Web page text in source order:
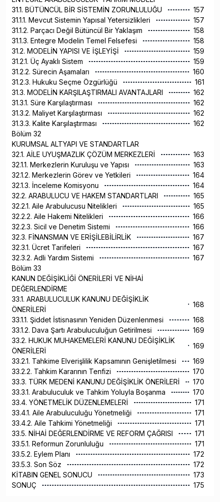
31.1. BÜTÜNCÜL BİR SİSTEMİN ZORUNLULUĞU
157
31.1.1. Mevcut Sistemin Yapısal Yetersizlikleri
157
31.1.2. Parçacı Değil Bütüncül Bir Yaklaşım
158
31.1.3. Entegre Modelin Temel Felsefesi
158
31.2. MODELİN YAPISI VE İŞLEYİŞİ
159
31.2.1. Üç Ayaklı Sistem
159
31.2.2. Sürecin Aşamaları
160
31.2.3. Hukuku Seçme Özgürlüğü
161
31.3. MODELİN KARŞILAŞTIRMALI AVANTAJLARI
162
31.3.1. Süre Karşılaştırması
162
31.3.2. Maliyet Karşılaştırması
162
31.3.3. Kalite Karşılaştırması
162
Bölüm 32
KURUMSAL ALTYAPI VE STANDARTLAR
32.1. AİLE UYUŞMAZLIK ÇÖZÜM MERKEZLERİ
163
32.1.1. Merkezlerin Kuruluşu ve Yapısı
163
32.1.2. Merkezlerin Görev ve Yetkileri
164
32.1.3. İnceleme Komisyonu
164
32.2. ARABULUCU VE HAKEM STANDARTLARI
165
32.2.1. Aile Arabulucusu Nitelikleri
165
32.2.2. Aile Hakemi Nitelikleri
166
32.2.3. Sicil ve Denetim Sistemi
166
32.3. FİNANSMAN VE ERİŞİLEBİLİRLİK
167
32.3.1. Ücret Tarifeleri
167
32.3.2. Adli Yardım Sistemi
167
Bölüm 33
KANUN DEĞİŞİKLİĞİ ÖNERİLERİ VE NİHAİ
DEĞERLENDİRME
33.1. ARABULUCULUK KANUNU DEĞİŞİKLİK
ÖNERİLERİ
168
33.1.1. Şiddet İstisnasının Yeniden Düzenlenmesi
168
33.1.2. Dava Şartı Arabuluculuğun Getirilmesi
169
33.2. HUKUK MUHAKEMELERİ KANUNU DEĞİŞİKLİK
ÖNERİLERİ
169
33.2.1. Tahkime Elverişlilik Kapsamının Genişletilmesi
169
33.2.2. Tahkim Kararının Tenfizi
170
33.3. TÜRK MEDENİ KANUNU DEĞİŞİKLİK ÖNERİLERİ
170
33.3.1. Arabuluculuk ve Tahkim Yoluyla Boşanma
170
33.4. YÖNETMELİK DÜZENLEMELERİ
171
33.4.1. Aile Arabuluculuğu Yönetmeliği
171
33.4.2. Aile Tahkimi Yönetmeliği
171
33.5. NİHAİ DEĞERLENDİRME VE REFORM ÇAĞRISI
171
33.5.1. Reformun Zorunluluğu
171
33.5.2. Eylem Planı
172
33.5.3. Son Söz
172
KİTABIN GENEL SONUCU
173
SONUÇ
175